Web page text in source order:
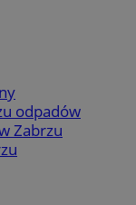
odpadów
Zabrzu